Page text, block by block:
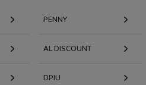
PENNY
AL DISCOUNT
DPIU